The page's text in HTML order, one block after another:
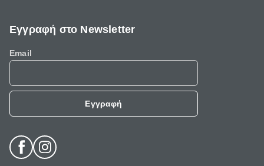
Εγγραφή στο Newsletter
Email
Εγγραφή